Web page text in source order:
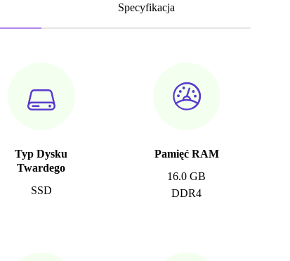
Specyfikacja
Typ Dysku
Twardego
SSD
Pamięć RAM
16.0 GB
DDR4